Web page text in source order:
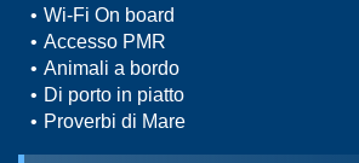
Wi-Fi On board
Accesso PMR
Animali a bordo
Di porto in piatto
Proverbi di Mare